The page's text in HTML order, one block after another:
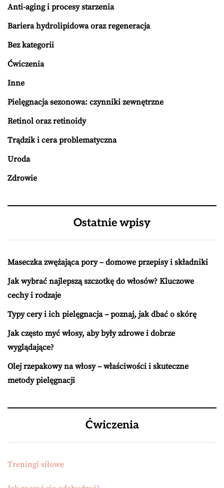
Anti-aging i procesy starzenia
Bariera hydrolipidowa oraz regeneracja
Bez kategorii
Ćwiczenia
Inne
Pielęgnacja sezonowa: czynniki zewnętrzne
Retinol oraz retinoidy
Trądzik i cera problematyczna
Uroda
Zdrowie
Ostatnie wpisy
Maseczka zwężająca pory – domowe przepisy i składniki
Jak wybrać najlepszą szczotkę do włosów? Kluczowe
cechy i rodzaje
Typy cery i ich pielęgnacja – poznaj, jak dbać o skórę
Jak często myć włosy, aby były zdrowe i dobrze
wyglądające?
Olej rzepakowy na włosy – właściwości i skuteczne
metody pielęgnacji
Ćwiczenia
Treningi siłowe